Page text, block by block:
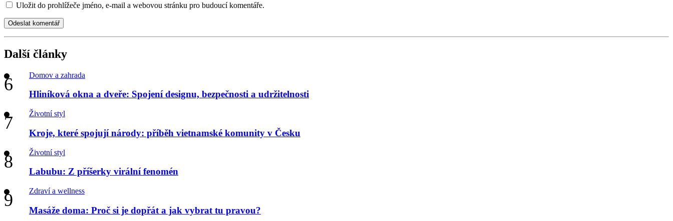
Uložit do prohlížeče jméno, e-mail a webovou stránku pro budoucí komentáře.
Odeslat komentář
Další články
Domov a zahrada
Hliníková okna a dveře: Spojení designu, bezpečnosti a udržitelnosti
Životní styl
Kroje, které spojují národy: příběh vietnamské komunity v Česku
Životní styl
Labubu: Z příšerky virální fenomén
Zdraví a wellness
Masáže doma: Proč si je dopřát a jak vybrat tu pravou?